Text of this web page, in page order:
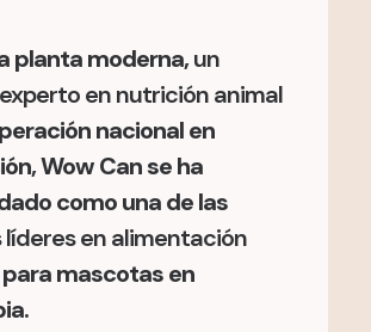
planta moderna,un
en nutrición animal
nacional en
Wow Can se ha
como una de las
en alimentación
para mascotas en